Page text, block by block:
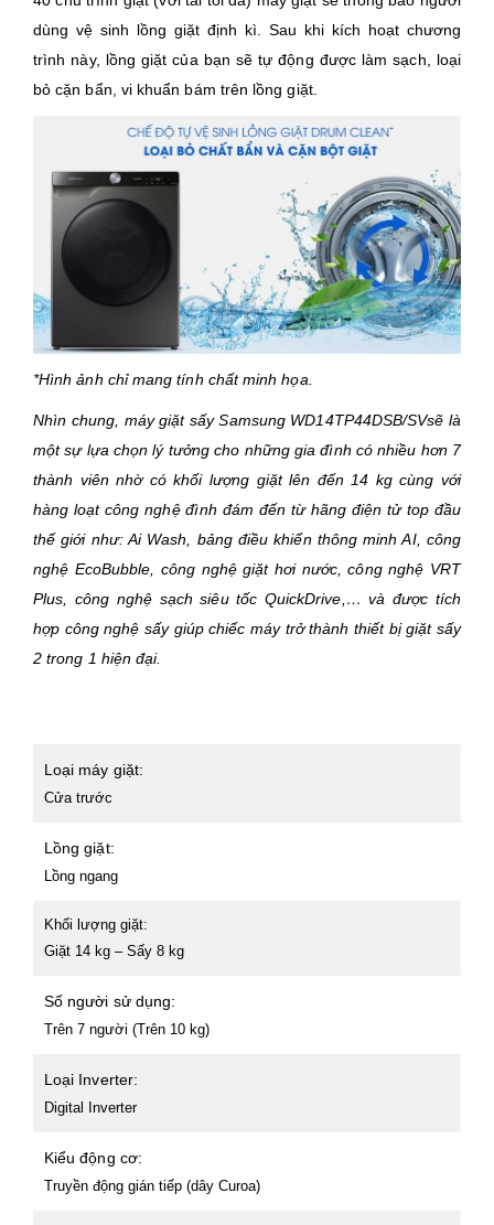
dùng vệ sinh lồng giặt định kì. Sau khi kích hoạt chương
trình này, lồng giặt của bạn sẽ tự động được làm sạch, loại
bỏ cặn bẩn, vi khuẩn bám trên lồng giặt.
*Hình ảnh chỉ mang tính chất minh họa.
Nhìn chung, máy giặt sấy Samsung WD14TP44DSB/SVsẽ là
một sự lựa chọn lý tưởng cho những gia đình có nhiều hơn 7
thành viên nhờ có khối lượng giặt lên đến 14 kg cùng với
hàng loạt công nghệ đình đám đến từ hãng điện tử top đầu
thế giới như: Ai Wash, bảng điều khiển thông minh AI, công
nghệ EcoBubble, công nghệ giặt hơi nước, công nghệ VRT
Plus, công nghệ sạch siêu tốc QuickDrive,… và được tích
hợp công nghệ sấy giúp chiếc máy trở thành thiết bị giặt sấy
2 trong 1 hiện đại.
Loại máy giặt:
Cửa trước
Lồng giặt:
Lồng ngang
Khối lượng giặt:
Giặt 14 kg – Sấy 8 kg
Số người sử dụng:
Trên 7 người (Trên 10 kg)
Loại Inverter:
Digital Inverter
Kiểu động cơ:
Truyền động gián tiếp (dây Curoa)